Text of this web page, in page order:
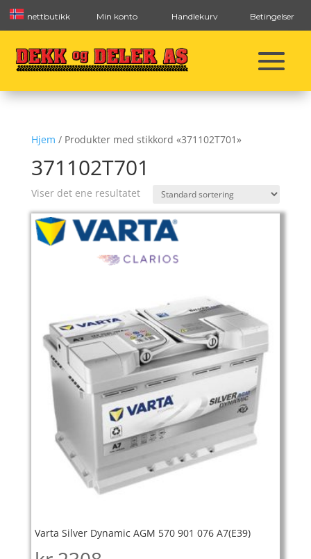
nettbutikk Min konto Handlekurv Betingelser
Hjem / Produkter med stikkord «371102T701»
371102T701
Viser det ene resultatet
Varta Silver Dynamic AGM 570 901 076 A7(E39)